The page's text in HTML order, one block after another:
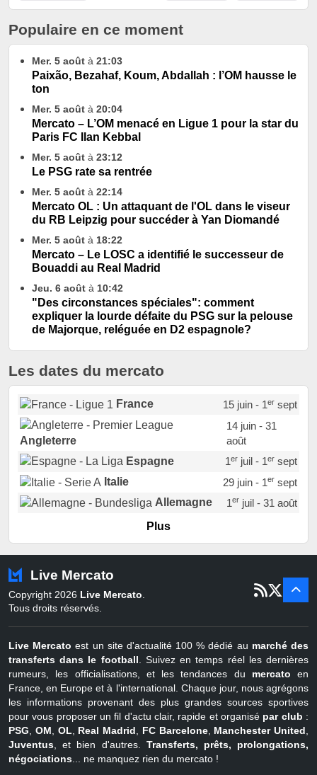
Populaire en ce moment
Mer. 5 août à 21:03
Paixão, Bezahaf, Koum, Abdallah : l’OM hausse le
ton
Mer. 5 août à 20:04
Mercato – L’OM menacé en Ligue 1 pour la star du
Paris FC Ilan Kebbal
Mer. 5 août à 23:12
Le PSG rate sa rentrée
Mer. 5 août à 22:14
Mercato OL : Un attaquant de l'OL dans le viseur
du RB Leipzig pour succéder à Yan Diomandé
Mer. 5 août à 18:22
Mercato – Le LOSC a identifié le successeur de
Bouaddi au Real Madrid
Jeu. 6 août à 10:42
"Des circonstances spéciales": comment
expliquer la lourde défaite du PSG sur la pelouse
de Majorque, reléguée en D2 espagnole?
Les dates du mercato
France 15 juin - 1ersept
Angleterre
14 juin - 31
août
Espagne
1erjuil - 1ersept
Italie
29 juin - 1ersept
Allemagne
1erjuil - 31 août
Portugal
Pays-Bas
22 juin - 2 sept
Belgique
juil - 31
Plus
Live Mercato
Copyright 2026 Live Mercato
Tous droits réservés.
Live Mercato est un site d'actualité 100 % dédié au marché des
transferts dans le football . Suivez en temps réel les dernières
rumeurs, les officialisations, et les tendances du mercato en
France, en Europe et à l'international. Chaque jour, nous agrégons
les informations provenant des plus grandes sources sportives
pour vous proposer un fil d'actu clair, rapide et organisé par club :
PSG
OM OL Real Madrid FC Barcelone, Manchester United
Juventus , et bien d'autres. Transferts, prêts, prolongations,
négociations ... ne manquez rien du mercato !